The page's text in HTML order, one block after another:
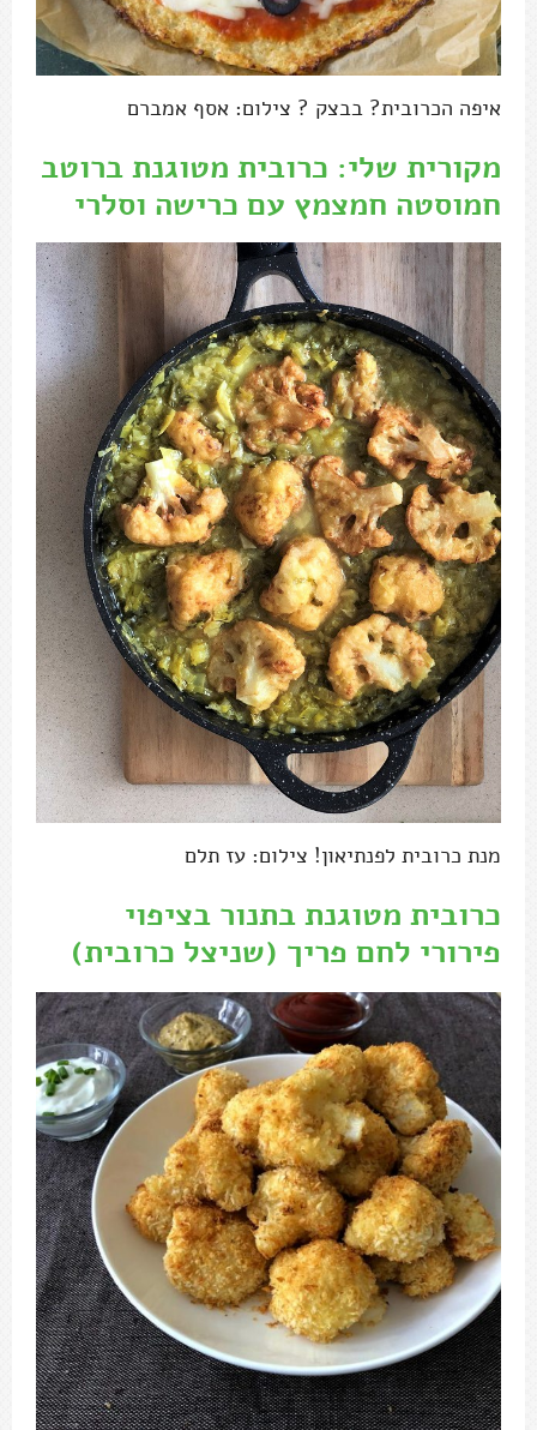
איפה הכרובית? בבצק ? צילום: אסף אמברם
מקורית שלי: כרובית מטוגנת ברוטב
חמוסטה חמצמץ עם כרישה וסלרי
מנת כרובית לפנתיאון! צילום: עז תלם
כרובית מטוגנת בתנור בציפוי
פירורי לחם פריך (שניצל כרובית)